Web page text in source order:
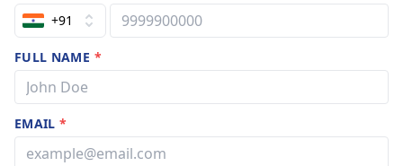
+91
FULL NAME *
EMAIL*